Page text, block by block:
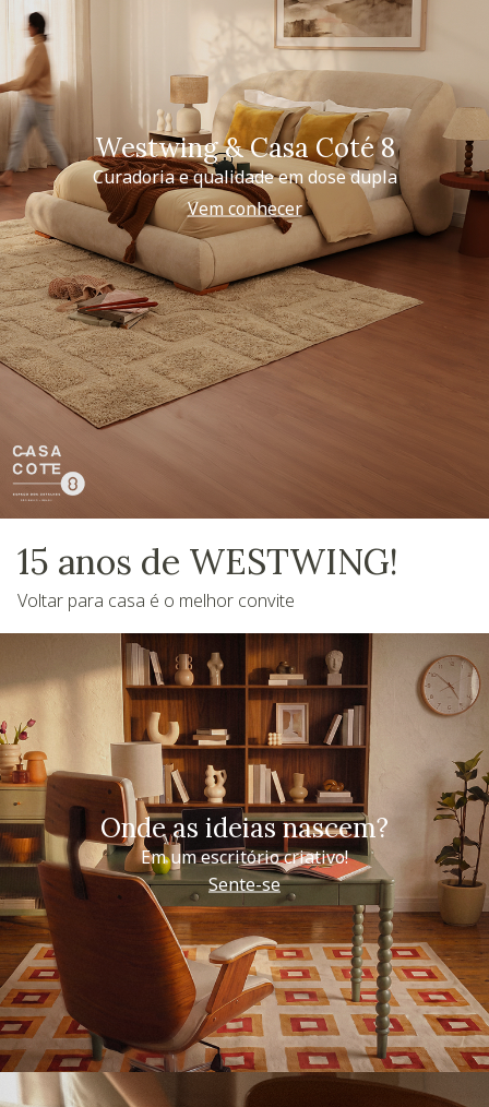
Westwing & Casa Coté 8
Curadoria e qualidade em dose dupla
Vem conhecer
15 anos de WESTWING!
Voltar para casa é o melhor convite
Onde as ideias nascem?
Em um escritório criativo!
Sente-se